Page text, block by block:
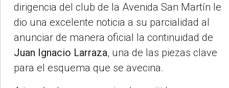
dirigencia del club de la Avenida San Martín le
dio una excelente noticia a su parcialidad al
anunciar de manera oficial la continuidad de
Juan Ignacio Larraza, una de las piezas clave
para el esquema que se avecina.